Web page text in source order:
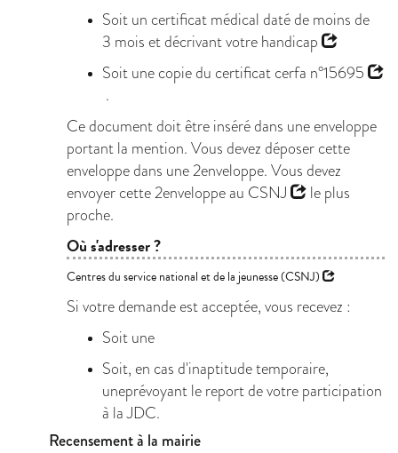
Soit un certificat médical daté de moins de
3 mois et décrivant votre handicap
Soit une copie du certificat cerfa n°15695
.
Ce document doit être inséré dans une enveloppe
portant la mention. Vous devez déposer cette
enveloppe dans une 2enveloppe. Vous devez
envoyer cette 2enveloppe au CSNJ
le plus
proche.
Où s'adresser ?
Centres du service national et de la jeunesse (CSNJ)
Si votre demande est acceptée, vous recevez :
Soit une
Soit, en cas d'inaptitude temporaire,
uneprévoyant le report de votre participation
à la JDC.
Recensement à la mairie